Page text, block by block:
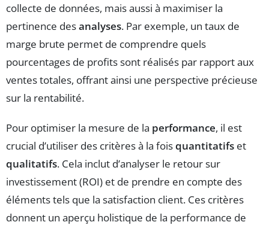
collecte de données, mais aussi à maximiser la
pertinence desanalyses. Par exemple, un taux de
marge brute permet de comprendre quels
pourcentages de profits sont réalisés par rapport aux
ventes totales, offrant ainsi une perspective précieuse
sur la rentabilité.
Pour optimiser la mesure de la performance, il est
crucial d’utiliser des critères à la foisquantitatifs et
qualitatifs. Cela inclut d’analyser le retour sur
investissement (ROI) et de prendre en compte des
éléments tels que la satisfaction client. Ces critères
donnent un aperçu holistique de la performance de